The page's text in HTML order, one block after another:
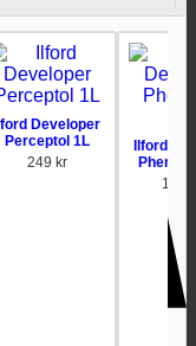
Developer
Perceptol 1L
249 kr
Ilford